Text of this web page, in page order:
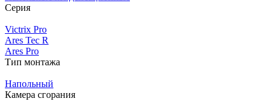
Серия
Victrix Pro
Ares Tec R
Ares Pro
Тип монтажа
Напольный
Камера сгорания